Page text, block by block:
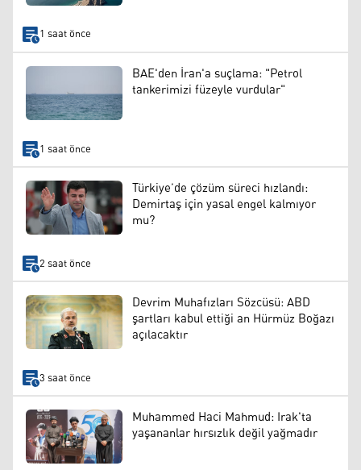
1 saat önce
BAE'den İran'a suçlama: "Petrol
tankerimizi füzeyle vurdular"
1 saat önce
Türkiye’de çözüm süreci hızlandı:
Demirtaş için yasal engel kalmıyor
mu?
2 saat önce
Devrim Muhafızları Sözcüsü: ABD
şartları kabul ettiği an Hürmüz Boğazı
açılacaktır
3 saat önce
Muhammed Haci Mahmud: Irak'ta
yaşananlar hırsızlık değil yağmadır